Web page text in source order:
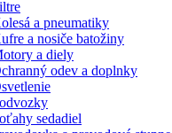
a pneumatiky
a nosiče batožiny
a diely
odev a doplnky
sedadiel